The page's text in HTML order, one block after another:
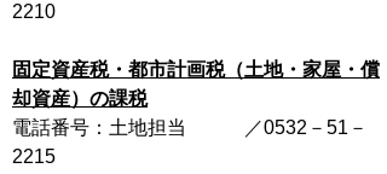
2210
固定資産税・都市計画税（土地・家屋・償
却資産）の課税
電話番号：土地担当 ／0532－51－
2215